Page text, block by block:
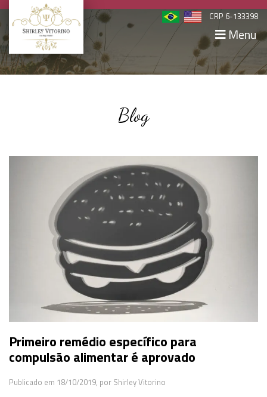
CRP 6-133398
Menu
Blog
Primeiro remédio específico para
compulsão alimentar é aprovado
Publicado em 18/10/2019, por Shirley Vitorino